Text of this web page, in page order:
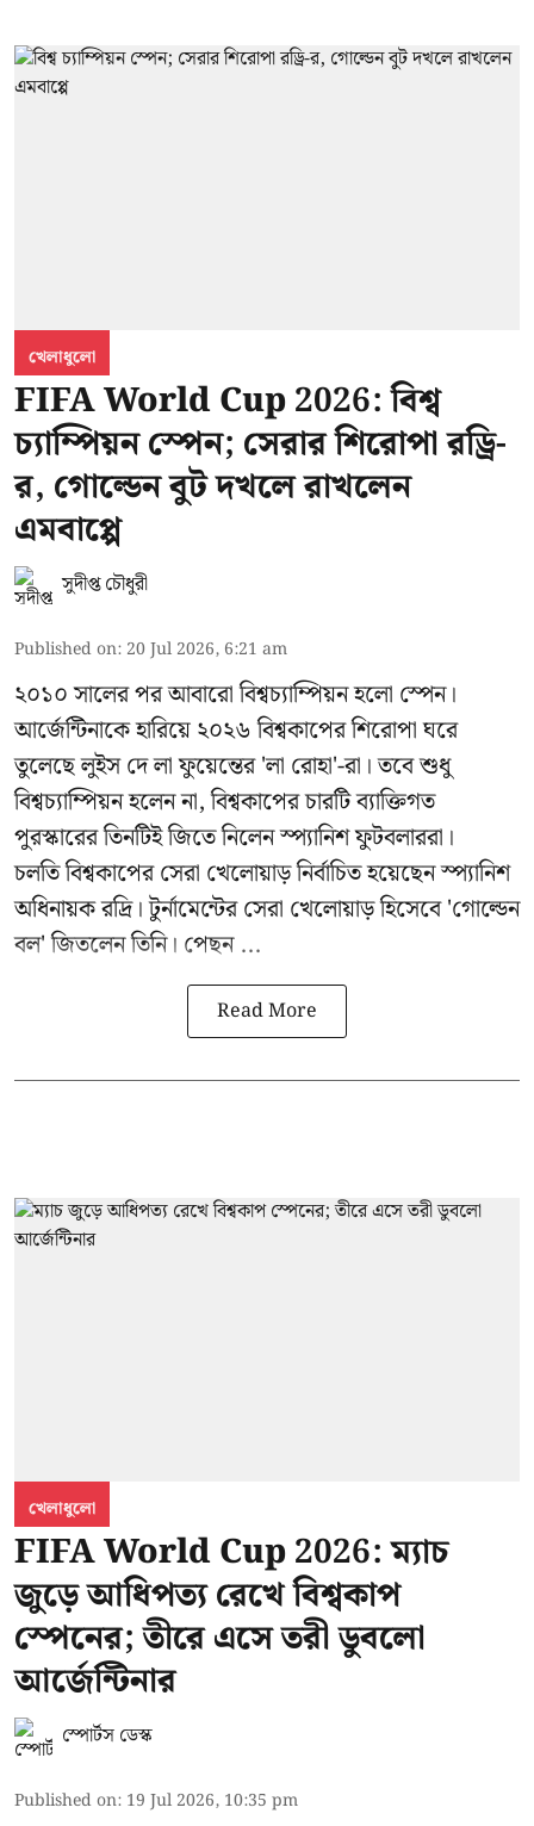
খেলাধুলো
FIFA World Cup 2026: বিশ্ব
চ্যাম্পিয়ন স্পেন; সেরার শিরোপা রড্রি-
র, গোল্ডেন বুট দখলে রাখলেন
এমবাপ্পে
সুদীপ্ত চৌধুরী
Published on: 20 Jul 2026, 6:21 am
২০১০ সালের পর আবারো বিশ্বচ্যাম্পিয়ন হলো স্পেন।
আর্জেন্টিনাকে হারিয়ে ২০২৬ বিশ্বকাপের শিরোপা ঘরে
তুলেছে লুইস দে লা ফুয়েন্তের 'লা রোহা'-রা। তবে শুধু
বিশ্বচ্যাম্পিয়ন হলেন না, বিশ্বকাপের চারটি ব্যাক্তিগত
পুরস্কারের তিনটিই জিতে নিলেন স্প্যানিশ ফুটবলাররা।
চলতি বিশ্বকাপের সেরা খেলোয়াড় নির্বাচিত হয়েছেন স্প্যানিশ
অধিনায়ক রদ্রি। টুর্নামেন্টের সেরা খেলোয়াড় হিসেবে 'গোল্ডেন
বল' জিতলেন তিনি। পেছন ...
Read More
খেলাধুলো
FIFA World Cup 2026: ম্যাচ
জুড়ে আধিপত্য রেখে বিশ্বকাপ
স্পেনের; তীরে এসে তরী ডুবলো
আর্জেন্টিনার
স্পোর্টস ডেস্ক
Published on: 19 Jul 2026, 10:35 pm